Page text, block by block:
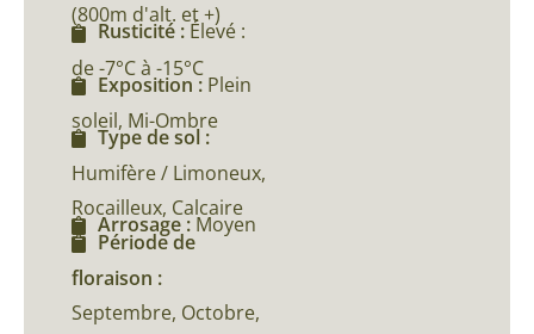
(800m d'alt. et +)
Rusticité : Élevé :
de -7°C à -15°C
Exposition : Plein
soleil, Mi-Ombre
Type de sol :
Humifère / Limoneux,
Rocailleux, Calcaire
Arrosage : Moyen
Période de
floraison :
Septembre, Octobre,